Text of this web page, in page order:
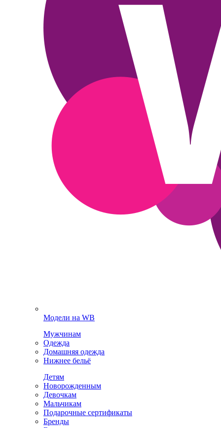
Модели на WB
Мужчинам
Одежда
Домашняя одежда
Нижнее бельё
Детям
Новорожденным
Девочкам
Мальчикам
Подарочные сертификаты
Бренды